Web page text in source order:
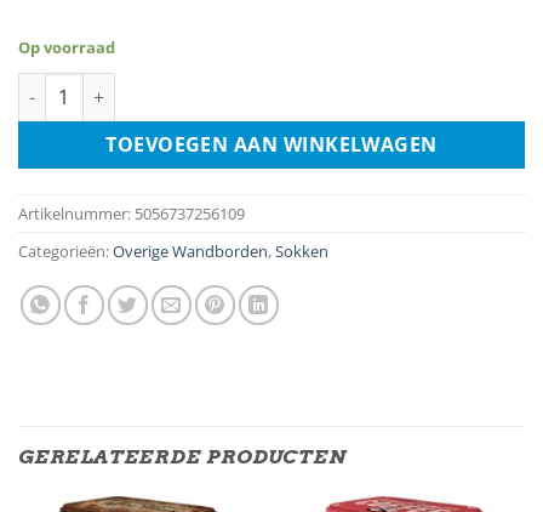
Op voorraad
Sokken – Linkin Park - maat 40-45 aantal
TOEVOEGEN AAN WINKELWAGEN
Artikelnummer: 5056737256109
Categorieën:Overige Wandborden,Sokken
GERELATEERDE PRODUCTEN